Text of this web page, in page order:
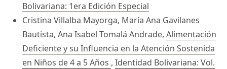
Bolivariana: 1era Edición Especial
Cristina Villalba Mayorga, María Ana Gavilanes
Bautista, Ana Isabel Tomalá Andrade, Alimentación
Deficiente y su Influencia en la Atención Sostenida
en Niños de 4 a 5 Años , Identidad Bolivariana: Vol.